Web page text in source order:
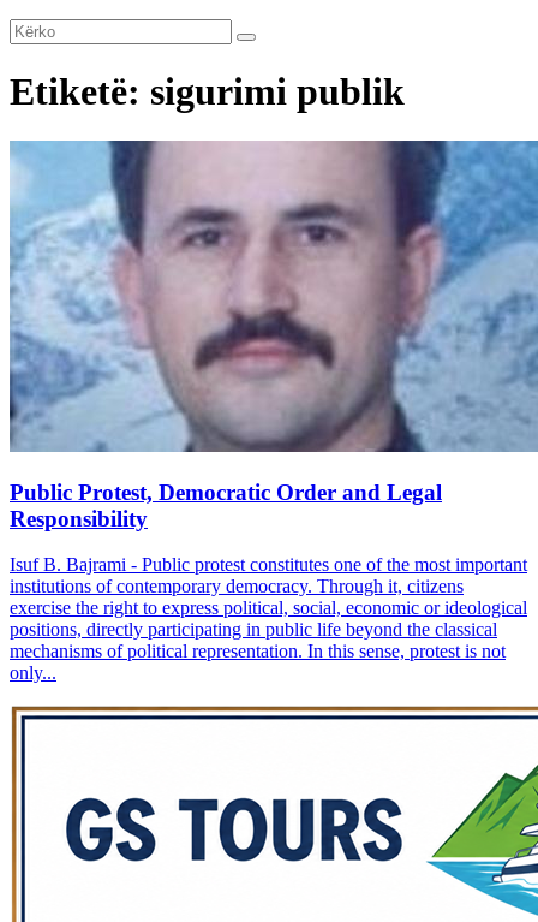
Etiketë: sigurimi publik
Public Protest, Democratic Order and Legal
Responsibility
Isuf B. Bajrami - Public protest constitutes one of the most important
institutions of contemporary democracy. Through it, citizens
exercise the right to express political, social, economic or ideological
positions, directly participating in public life beyond the classical
mechanisms of political representation. In this sense, protest is not
only...